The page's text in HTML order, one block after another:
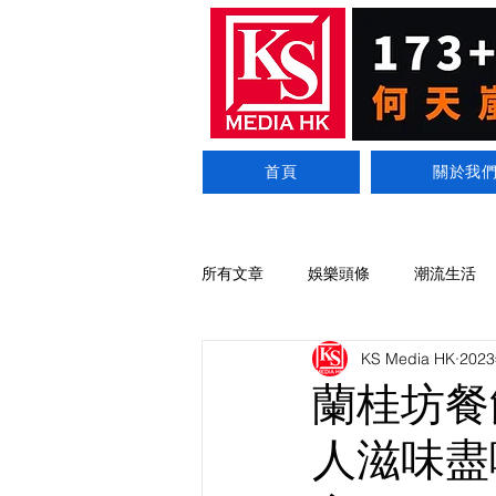
首頁 關於我
所有文章 娛樂頭條 潮流生活
蘭桂坊
人滋味
KS Media HK